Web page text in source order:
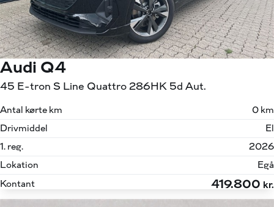
Audi Q4
45 E-tron S Line Quattro 286HK 5d Aut.
Antal kørte km
0 km
Drivmiddel
El
1. reg.
2026
Lokation
Egå
Kontant
419.800 kr.